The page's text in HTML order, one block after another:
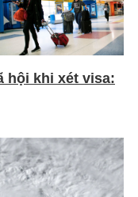
hội khi xét visa: